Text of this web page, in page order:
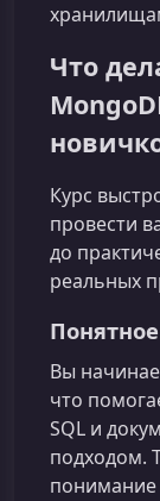
Что
Курс
провести
до
реальных
Вы
что
SQL и
подходом.